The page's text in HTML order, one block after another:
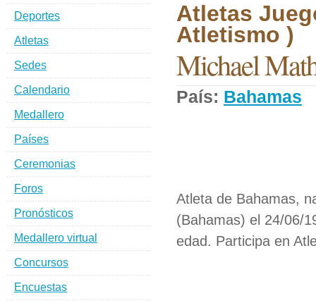
Atletas
Atletismo )
Michael
País: Bahamas
Atleta de Bahamas,
(Bahamas) el 24/06/
edad. Participa en
Deportes
Atletas
Sedes
Calendario
Medallero
Países
Ceremonias
Foros
Pronósticos
Medallero virtual
Concursos
Encuestas